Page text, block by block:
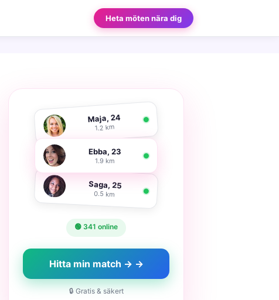
Heta möten nära dig
Maja, 24
1.2 km
Ebba, 23
1.9 km
Saga, 25
0.5 km
🟢 341 online
Hitta min match → →
🔒 Gratis & säkert